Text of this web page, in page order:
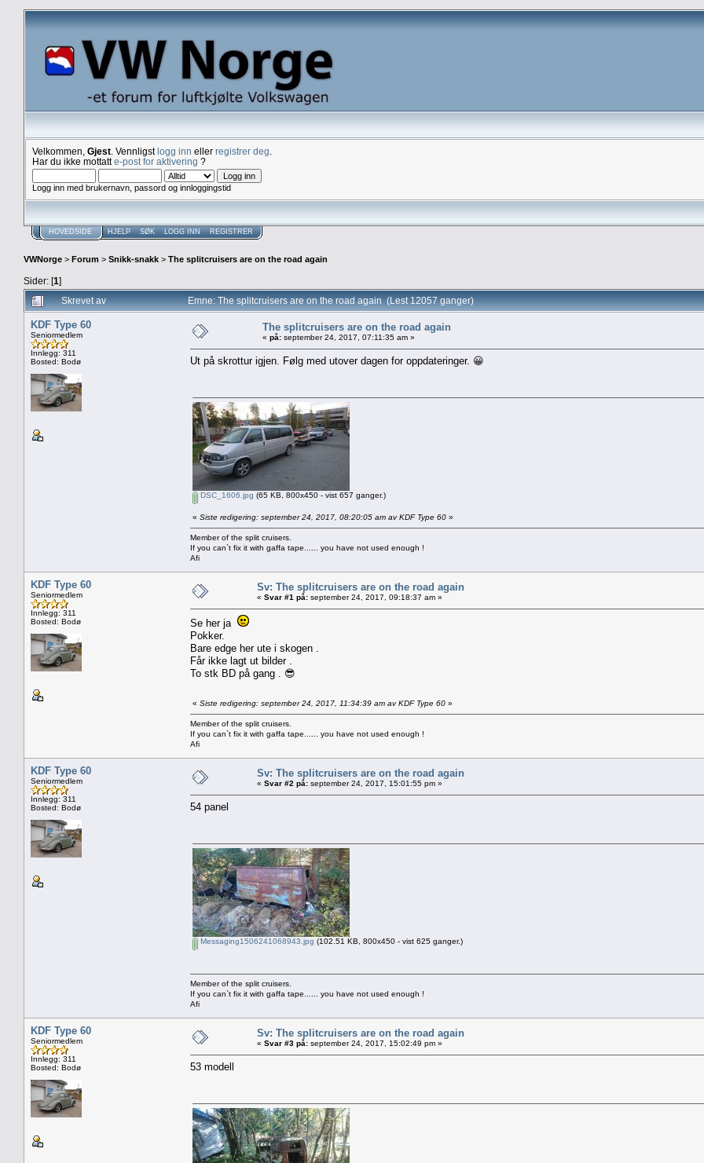
Velkommen, Gjest . Vennligstlogg inn eller registrer deg
Har du ikke mottatte-post for aktivering ?
Logg inn med brukernavn, passord og innloggingstid
HOVEDSIDE HJELP SØK LOGG INN REGISTRER
VWNorge > Forum > Snikk-snakk > The splitcruisers are on the road again
Sider: [1]
Skrevet av Emne: The splitcruisers are on the road again (Lest 12057 ganger)
KDF Type 60
Seniormedlem
Innlegg: 311
Bosted: Bodø
The splitcruisers are on the road again
« på: september 24, 2017, 07:11:35 am »
Ut på skrottur igjen. Følg med utover dagen for oppdateringer. 😀
DSC_1606.jpg (65 KB, 800x450 - vist 657 ganger.)
« Siste redigering: september 24, 2017, 08:20:05 am av KDF Type 60 »
Member of the split cruisers.
If you can`t fix it with gaffa tape...... you have not used enough !
Afi
KDF Type 60
Seniormedlem
Innlegg: 311
Bosted: Bodø
Sv: The splitcruisers are on the road again
« Svar #1 på: september 24, 2017, 09:18:37 am »
Se her ja
Pokker.
Bare edge her ute i skogen .
Får ikke lagt ut bilder .
To stk BD på gang . 😎
« Siste redigering: september 24, 2017, 11:34:39 am av KDF Type 60 »
Member of the split cruisers.
If you can`t fix it with gaffa tape...... you have not used enough !
Afi
KDF Type 60
Seniormedlem
Innlegg: 311
Bosted: Bodø
Sv: The splitcruisers are on the road again
« Svar #2 på: september 24, 2017, 15:01:55 pm »
54 panel
Messaging1506241068943.jpg (102.51 KB, 800x450 - vist 625 ganger.)
Member of the split cruisers.
If you can`t fix it with gaffa tape...... you have not used enough !
Afi
KDF Type 60
Seniormedlem
Innlegg: 311
Bosted: Bodø
Sv: The splitcruisers are on the road again
« Svar #3 på: september 24, 2017, 15:02:49 pm »
53 modell